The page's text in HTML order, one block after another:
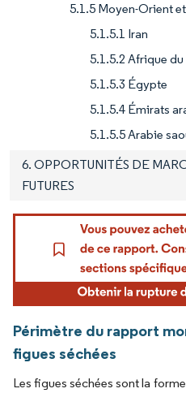
5.1.5 Moyen-Orient
5.1.5.1 Iran
5.1.5.2 Afrique du
5.1.5.3 Égypte
5.1.5.4 Émirats
5.1.5.5 Arabie
6. OPPORTUNITÉS DE
FUTURES
Périmètre du rapport
figues séchées
Les figues séchées sont la